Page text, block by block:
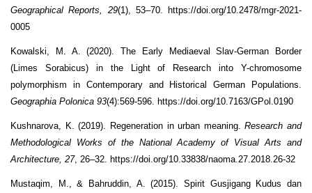
Geographical Reports, 29(1), 53–70. https://doi.org/10.2478/mgr-2021-
0005
Kowalski, M. A. (2020). The Early Mediaeval Slav-German Border
(Limes Sorabicus) in the Light of Research into Y-chromosome
polymorphism in Contemporary and Historical German Populations.
Geographia Polonica 93(4):569-596. https://doi.org/10.7163/GPol.0190
Kushnarova, K. (2019). Regeneration in urban meaning.Research and
Methodological Works of the National Academy of Visual Arts and
Architecture, 27, 26–32. https://doi.org/10.33838/naoma.27.2018.26-32
Mustaqim, M., & Bahruddin, A. (2015). Spirit Gusjigang Kudus dan